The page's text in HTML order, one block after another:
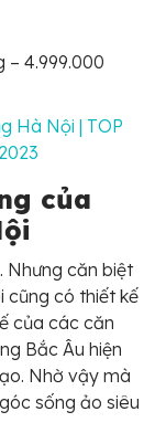
– 4.999.000
Hà Nội | TOP
của
Nhưng căn biệt
cũng có thiết kế
của các căn
Bắc Âu hiện
Nhờ vậy mà
sống ảo siêu